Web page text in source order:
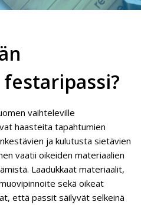
vaihteleville
haasteita tapahtumien
ja kulutusta sietävien
vaatii oikeiden materiaalien
Laadukkaat materiaalit,
sekä oikeat
että passit säilyvät selkeinä